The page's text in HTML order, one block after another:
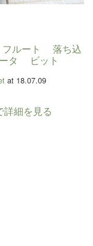
ルート 落ち込
タ ビット
at 18.07.09
詳細を見る